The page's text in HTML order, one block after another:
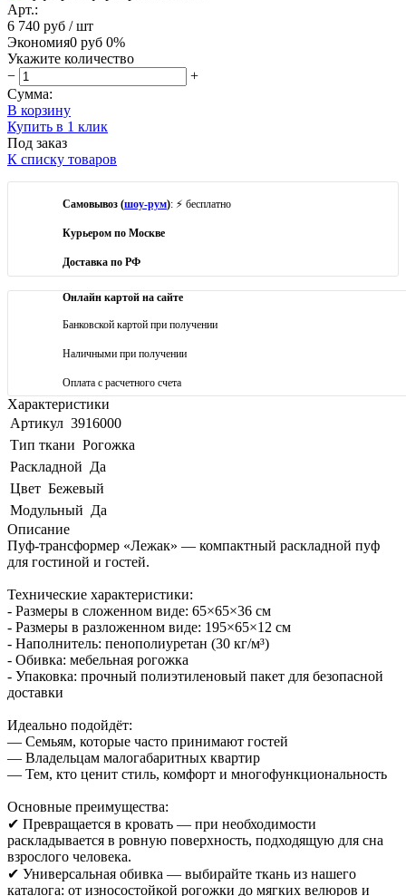
Арт.:
6 740 руб / шт
Экономия0 руб 0%
Укажите количество
−
+
Сумма:
В корзину
Купить в 1 клик
Под заказ
К списку товаров
Самовывоз (шоу-рум): ⚡ бесплатно
Курьером по Москве
Доставка по РФ
Онлайн картой на сайте
Банковской картой при получении
Наличными при получении
Оплата с расчетного счета
Характеристики
Артикул 3916000
Тип ткани Рогожка
Раскладной Да
Цвет Бежевый
Модульный Да
Описание
Пуф-трансформер «Лежак» — компактный раскладной пуф
для гостиной и гостей.
Технические характеристики:
- Размеры в сложенном виде: 65×65×36 см
- Размеры в разложенном виде: 195×65×12 см
- Наполнитель: пенополиуретан (30 кг/м³)
- Обивка: мебельная рогожка
- Упаковка: прочный полиэтиленовый пакет для безопасной
доставки
Идеально подойдёт:
— Семьям, которые часто принимают гостей
— Владельцам малогабаритных квартир
— Тем, кто ценит стиль, комфорт и многофункциональность
Основные преимущества:
✔ Превращается в кровать — при необходимости
раскладывается в ровную поверхность, подходящую для сна
взрослого человека.
✔ Универсальная обивка — выбирайте ткань из нашего
каталога: от износостойкой рогожки до мягких велюров и